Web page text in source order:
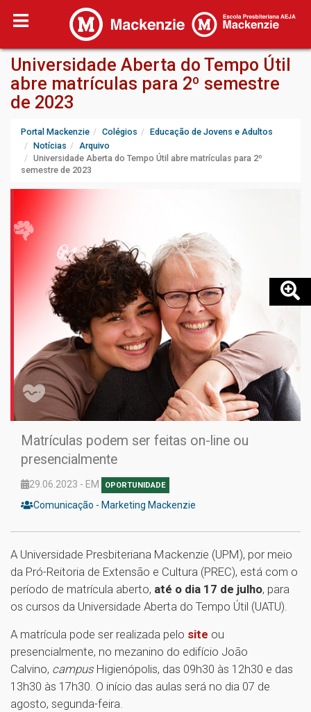
Universidade Aberta do Tempo Útil
abre matrículas para 2º semestre
de 2023
Portal Mackenzie Colégios
Educação de Jovens e Adultos
Notícias
Arquivo
Universidade Aberta do Tempo Útil abre matrículas para 2º
semestre de 2023
Matrículas podem ser feitas on-line ou
presencialmente
29.06.2023 - EM OPORTUNIDADE
Comunicação - Marketing Mackenzie
A Universidade Presbiteriana Mackenzie (UPM), por meio
da Pró-Reitoria de Extensão e Cultura (PREC), está com o
período de matrícula aberto, até o dia 17 de julho, para
os cursos da Universidade Aberta do Tempo Útil (UATU).
A matrícula pode ser realizada pelo site ou
presencialmente, no mezanino do edifício João
Calvino, campus Higienópolis, das 09h30 às 12h30 e das
13h30 às 17h30. O início das aulas será no dia 07 de
agosto, segunda-feira.